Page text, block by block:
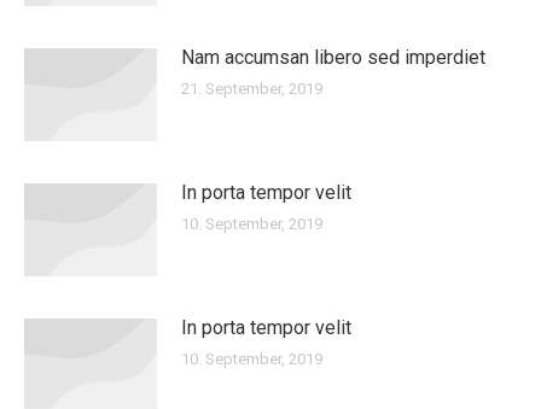
Nam accumsan libero sed imperdiet
21. September, 2019
In porta tempor velit
10. September, 2019
In porta tempor velit
10. September, 2019